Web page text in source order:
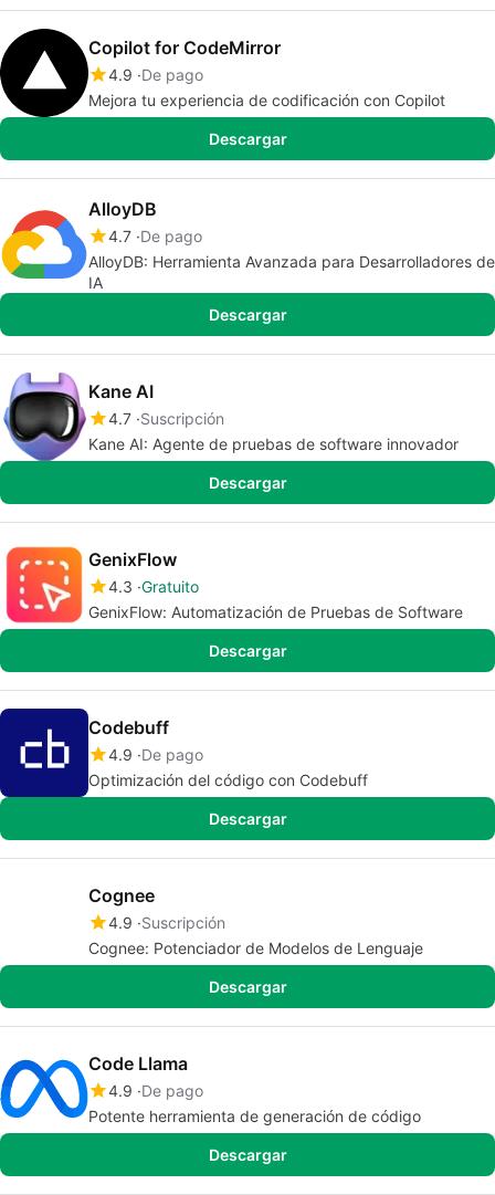
Copilot for CodeMirror
4.9 De pago
Mejora tu experiencia de codificación con Copilot
Descargar
AlloyDB
4.7 De pago
AlloyDB: Herramienta Avanzada para Desarrolladores de
IA
Descargar
Kane AI
4.7 Suscripción
Kane AI: Agente de pruebas de software innovador
Descargar
GenixFlow
4.3 Gratuito
GenixFlow: Automatización de Pruebas de Software
Descargar
Codebuff
4.9 De pago
Optimización del código con Codebuff
Descargar
Cognee
4.9 Suscripción
Cognee: Potenciador de Modelos de Lenguaje
Descargar
Code Llama
4.9 De pago
Potente herramienta de generación de código
Descargar